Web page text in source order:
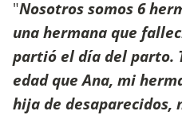
"Nosotros somos 6
una hermana que
partió el día del parto.
edad que Ana, mi
hija de desaparecidos,